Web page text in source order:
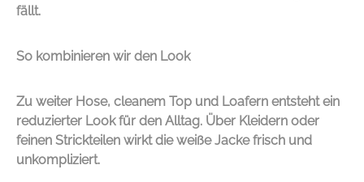
fällt.
So kombinieren wir den Look
Zu weiter Hose, cleanem Top und Loafern entsteht ein
reduzierter Look für den Alltag. Über Kleidern oder
feinen Strickteilen wirkt die weiße Jacke frisch und
unkompliziert.